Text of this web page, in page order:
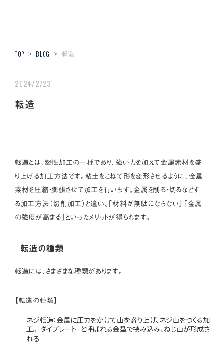
TOP > BLOG > 転造
2024/2/23
転造
転造とは、塑性加工の一種であり、強い力を加えて金属素材を盛
り上げる加工方法です。粘土をこねて形を変形させるように、金属
素材を圧縮・膨張させて加工を行います。金属を削る・切るなどす
る加工方法（切削加工）と違い、「材料が無駄にならない」「金属
の強度が高まる」といったメリットが得られます。
転造の種類
転造には、さまざまな種類があります。
【転造の種類】
ネジ転造：金属に圧力をかけて山を盛り上げ、ネジ山をつくる加
工。「ダイプレート」と呼ばれる金型で挟み込み、ねじ山が形成さ
れる